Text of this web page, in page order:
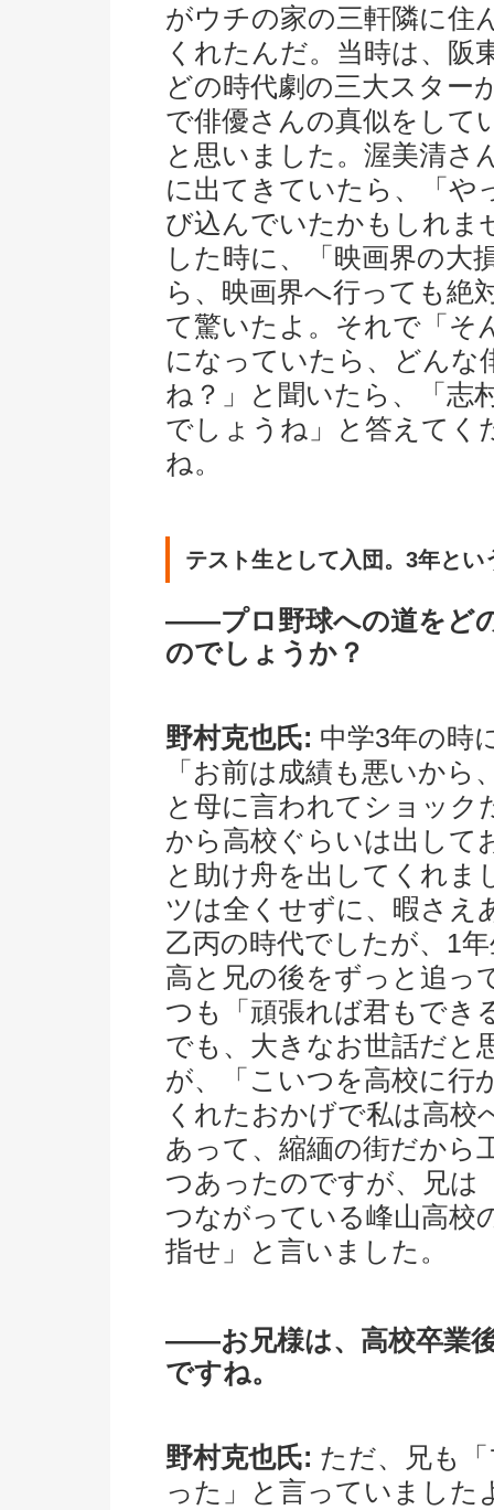
がウチの家の三軒隣に住
くれたんだ。当時は、阪
どの時代劇の三大スター
で俳優さんの真似をして
と思いました。渥美清さ
に出てきていたら、「や
び込んでいたかもしれま
した時に、「映画界の大
ら、映画界へ行っても絶
て驚いたよ。それで「そ
になっていたら、どんな
ね？」と聞いたら、「志
でしょうね」と答えてく
ね。
テスト生として入団。3年と
――プロ野球への道をど
のでしょうか？
野村克也氏: 中学3年の時
「お前は成績も悪いか
と母に言われてショック
から高校ぐらいは出して
と助け舟を出してくれま
ツは全くせずに、暇さえ
乙丙の時代でしたが、1
高と兄の後をずっと追っ
つも「頑張れば君もでき
でも、大きなお世話だと
が、「こいつを高校に行
くれたおかげで私は高校
あって、縮緬の街だから
つあったのですが、兄は
つながっている峰山高校
指せ」と言いました。
――お兄様は、高校卒業
ですね。
野村克也氏: ただ、兄も
った」と言っていました